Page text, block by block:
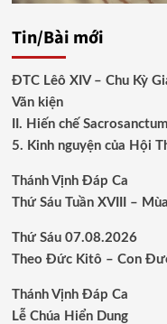
Tin/Bài mới
ĐTC Lêô XIV – Chu Kỳ
Văn kiện
II. Hiến chế
5. Kinh nguyện của Hội
Thánh Vịnh Đáp Ca
Thứ Sáu Tuần XVIII –
Thứ Sáu 07.08.2026
Theo Đức Kitô – Con
Thánh Vịnh Đáp Ca
Lễ Chúa Hiển Dung